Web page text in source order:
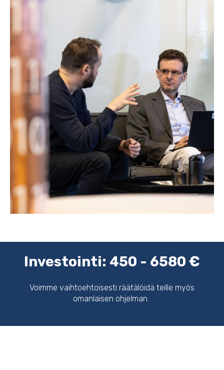
Investointi: 450 - 6580 €
Voimme vaihtoehtoisesti räätälöidä teille myös
omanlaisen ohjelman.